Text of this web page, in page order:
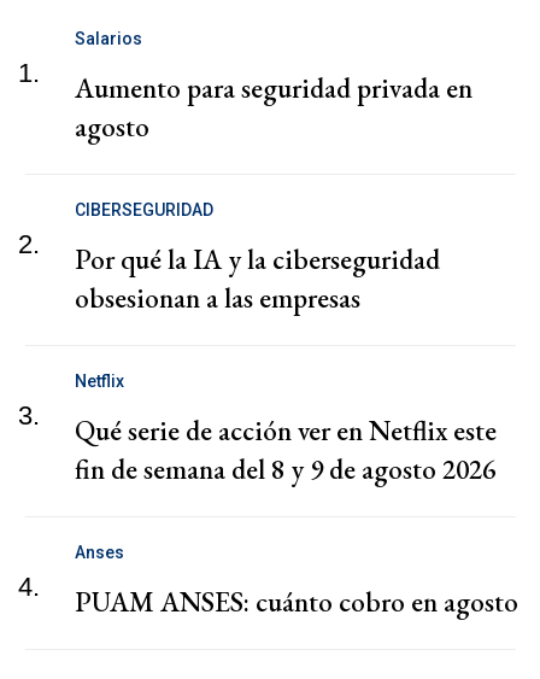
1.
Salarios
Aumento para seguridad privada en
agosto
2.
CIBERSEGURIDAD
Por qué la IA y la ciberseguridad
obsesionan a las empresas
3.
Netflix
Qué serie de acción ver en Netflix este
fin de semana del 8 y 9 de agosto 2026
4.
Anses
PUAM ANSES: cuánto cobro en agosto